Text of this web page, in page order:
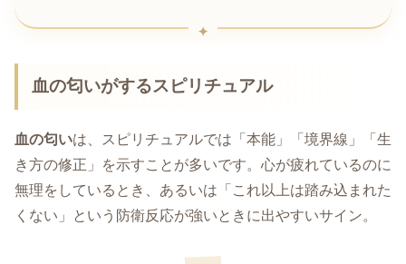
血の匂いがするスピリチュアル
血の匂いは、スピリチュアルでは「本能」「境界線」「生
き方の修正」を示すことが多いです。心が疲れているのに
無理をしているとき、あるいは「これ以上は踏み込まれた
くない」という防衛反応が強いときに出やすいサイン。